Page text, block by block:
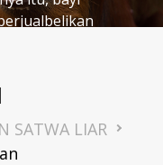
SATWA LIAR